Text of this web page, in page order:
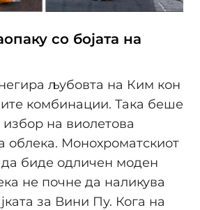
со бојата на
љубовта на Ким кон
комбинации. Така беше
избор на виолетова
облека. Монохроматскиот
биде одличен моден
не почне да наликува
за Вини Пу. Кога на